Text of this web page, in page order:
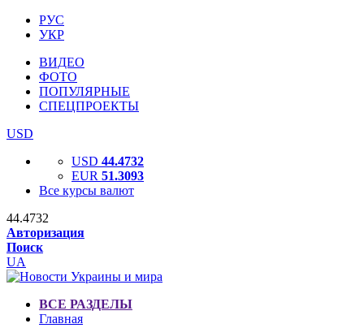
РУС
УКР
ВИДЕО
ФОТО
ПОПУЛЯРНЫЕ
СПЕЦПРОЕКТЫ
USD
USD 44.4732
EUR 51.3093
Все курсы валют
44.4732
Авторизация
Поиск
UA
ВСЕ РАЗДЕЛЫ
Главная